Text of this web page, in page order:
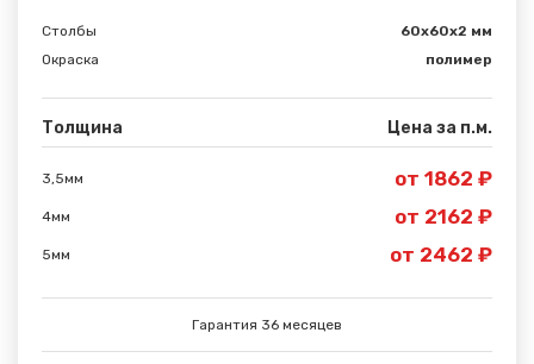
Столбы
60х60х2 мм
Окраска
полимер
Толщина Цена за п.м.
3,5мм от 1862 ₽
4мм от 2162 ₽
5мм от 2462 ₽
Гарантия 36 месяцев